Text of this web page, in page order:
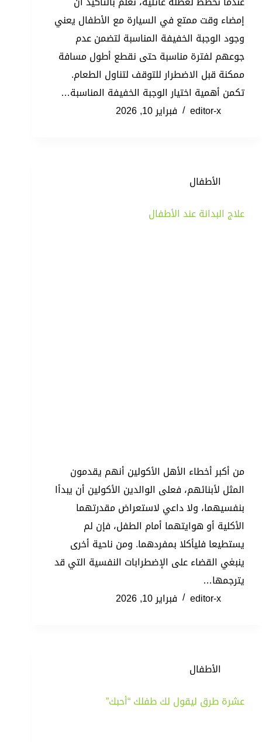
إمضاء وقت ممتع في السيارة مع الأطفال يعني
وجود الوجبة الخفيفة المناسبة لتضمن عدم
جوعهم لفترة مناسبة حتى نقطع أطول مسافة
ممكنة قبل الاضطرار للتوقف لتناول الطعام.
تكمن أهمية اختيار الوجبة الخفيفة المناسبة…
editor-x
فبراير 10, 2026
الأطفال
علاج البدانة عند الأطفال
من أكبر أخطاء الأهل الأكولين أنهم يقدمون
المثل لأبنائهم، فعلى الوالدين الأكولين أن يبدأا
بنفسيهما، ولا داعي لاستعراض مقدرتهما
الأكلية أو هوايتهما أمام الطفل، فإن لم
يستطيعا فليأكلا بمفردهما. ومن ناحية أخرى
ينبغي القضاء على الإضطرابات النفسية التي قد
يترجمها…
editor-x
فبراير 10, 2026
الأطفال
عشرة طرق ليقول لك طفلك “أحبك”